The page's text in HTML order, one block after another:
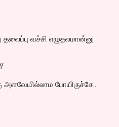
தலைப்பு வச்சி எழுதலமான்னு
அளவேயில்லாம போயிருச்சே..